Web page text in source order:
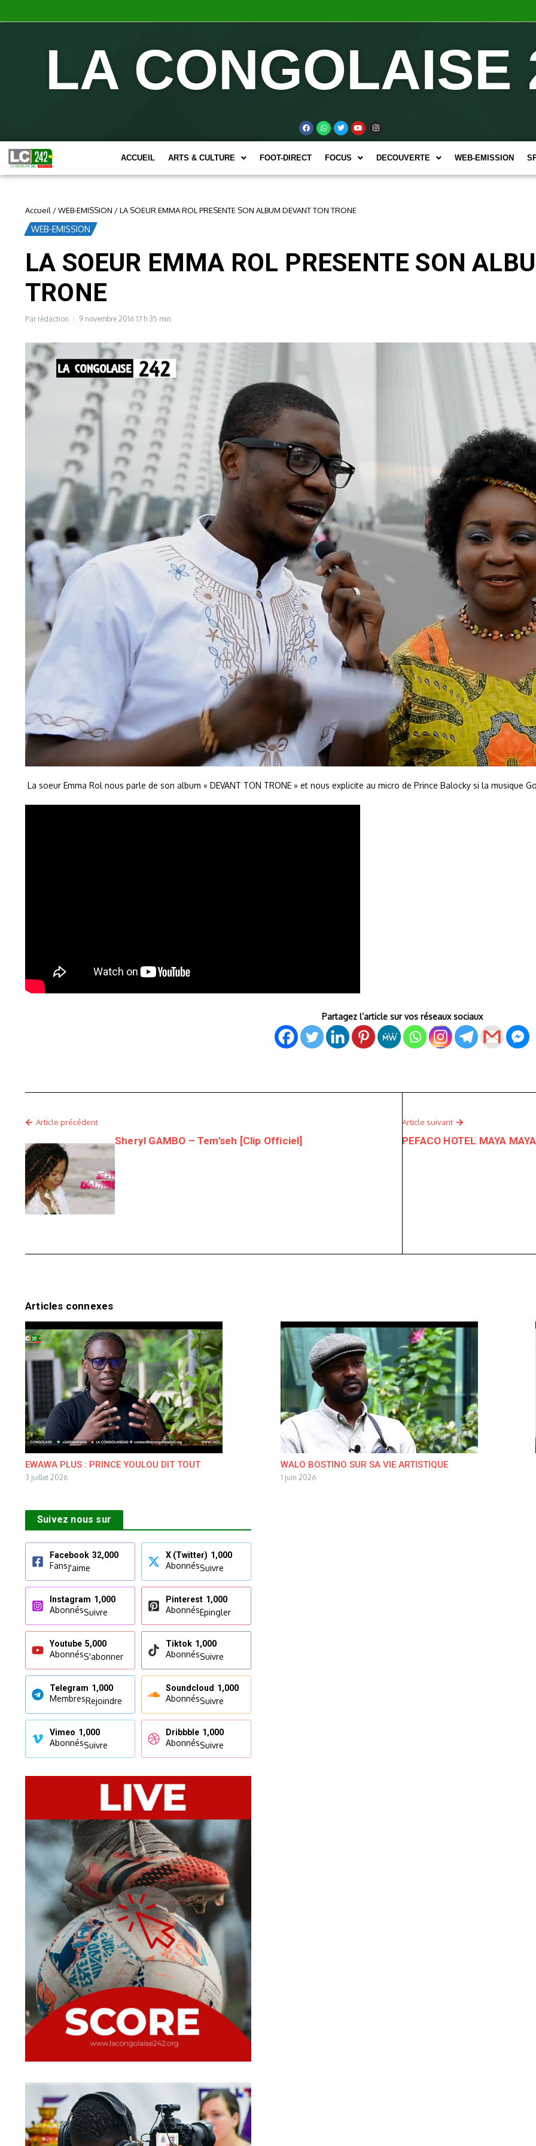
LA
ACCUEIL ARTS & CULTURE FOOT-DIRECT FOCUS DECOUVERTE WEB-EMISSION
Accueil /WEB-EMISSION /LA SOEUR EMMA ROL PRESENTE SON ALBUM DEVANT TON TRONE
WEB-EMISSION
LA SOEUR EMMA ROL PRESENTE SON
TRONE
Par rédaction 9 novembre 2016 17 h 35 min
La soeur Emma Rol nous parle de son album « DEVANT TON TRONE » et nous explicite au micro de Prince Balocky si la musique
Partagez l’article sur vos réseaux sociaux
Article précédent
Sheryl GAMBO – Tem’seh [Clip Officiel]
Article suivant
PEFACO HOTEL MAYA
Articles connexes
EWAWA PLUS : PRINCE YOULOU DIT TOUT
3 juillet 2026
WALO BOSTINO SUR SA VIE ARTISTIQUE
1 juin 2026
Suivez nous sur
Facebook 32,000
FansJ'aime
X (Twitter) 1,000
AbonnésSuivre
Instagram 1,000
AbonnésSuivre
Pinterest 1,000
AbonnésEpingler
Youtube 5,000
AbonnésS'abonner
Tiktok 1,000
AbonnésSuivre
Telegram 1,000
MembresRejoindre
Soundcloud 1,000
AbonnésSuivre
Vimeo 1,000
AbonnésSuivre
Dribbble 1,000
AbonnésSuivre